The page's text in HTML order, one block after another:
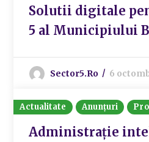
Solutii digitale
5 al Municipiului
Sector5.ro 6
Actualitate Anunțuri
Administrație